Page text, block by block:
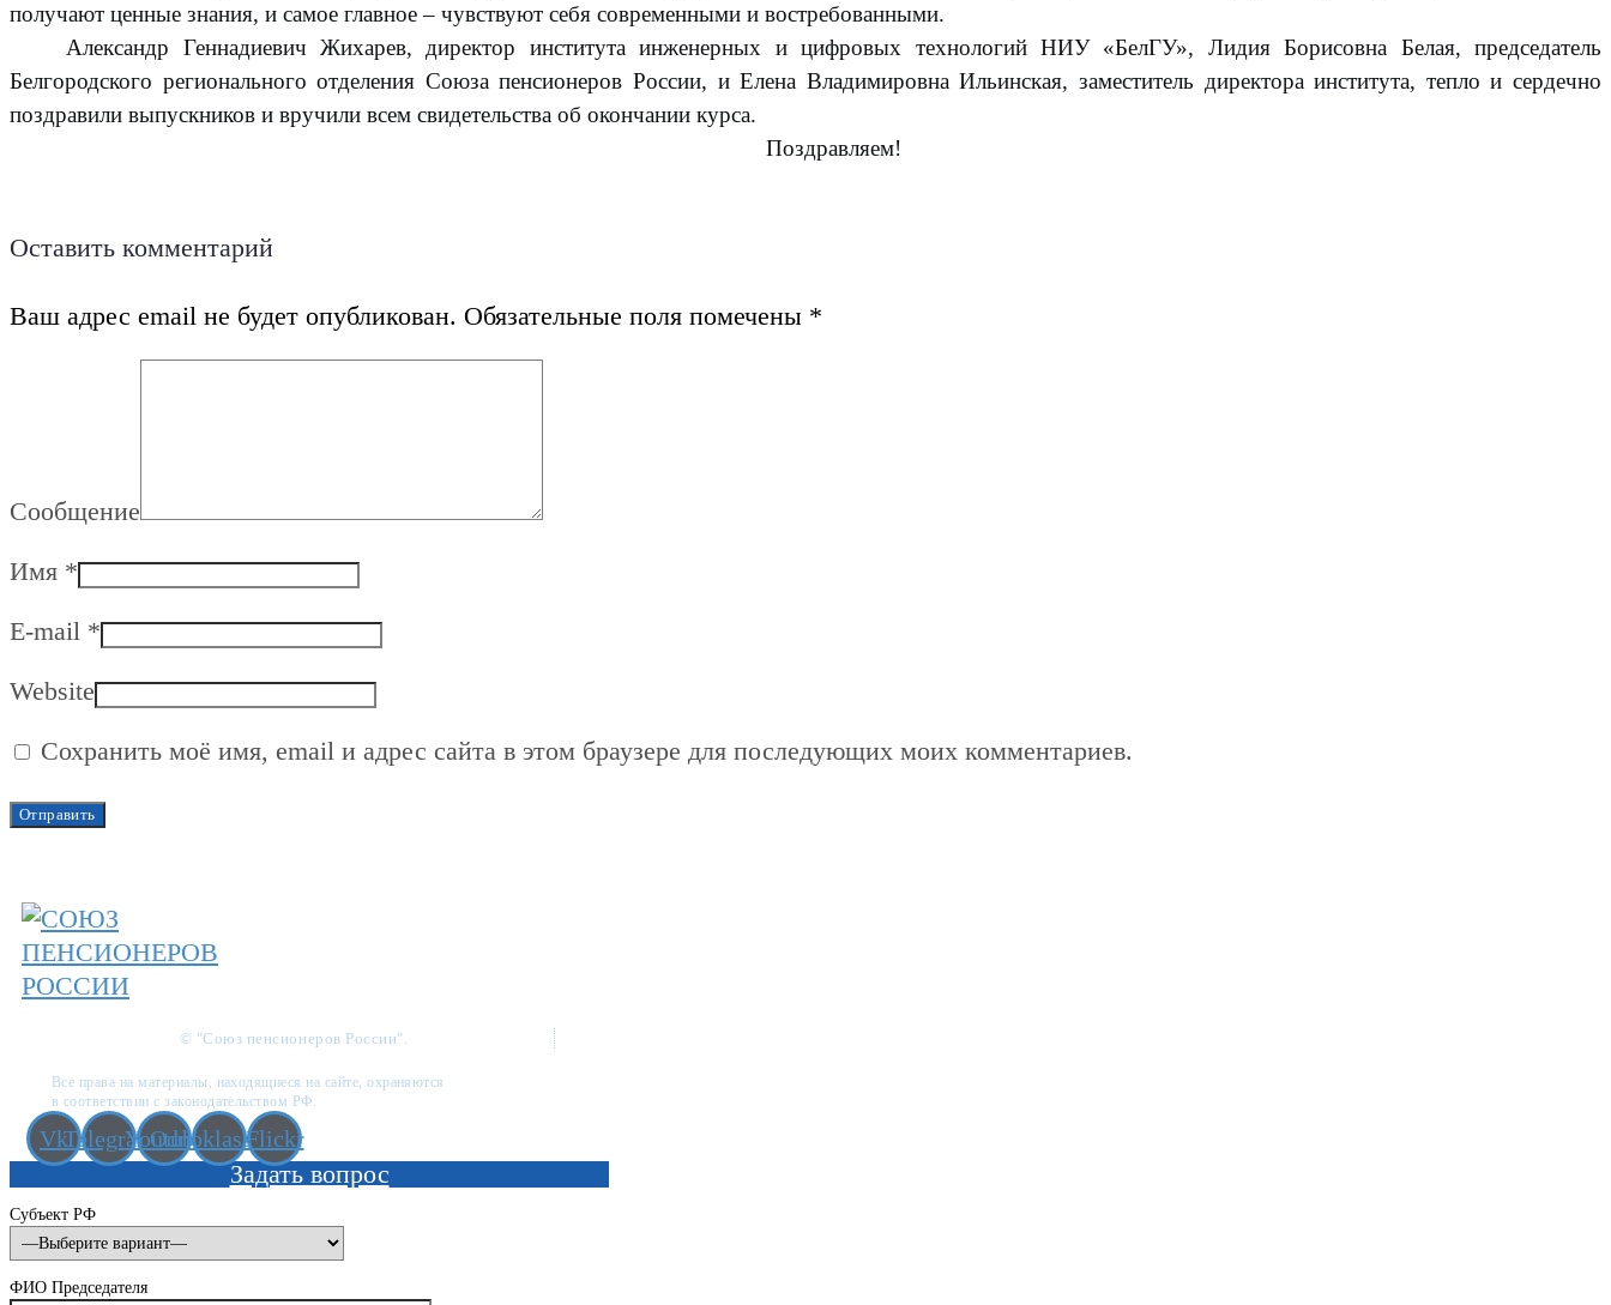
получают ценные знания, и самое главное – чувствуют себя современными и востребованными.
Александр Геннадиевич Жихарев, директор института инженерных и цифровых технологий НИУ «БелГУ», Лидия Борисовна Белая, председатель
Белгородского регионального отделения Союза пенсионеров России, и Елена Владимировна Ильинская, заместитель директора института, тепло и сердечно
поздравили выпускников и вручили всем свидетельства об окончании курса.
Поздравляем!
Оставить комментарий
Ваш адрес email не будет опубликован. Обязательные поля помечены *
Сообщение
Имя *
E-mail *
Website
Сохранить моё имя, email и адрес сайта в этом браузере для последующих моих комментариев.
© "Союз пенсионеров России".
Все права на материалы, находящиеся на сайте, охраняются
в соответствии с законодательством РФ.
VkTelegramYoutube
Odnoklassniki
Flickr
Задать вопрос
Субъект РФ
ФИО Председателя